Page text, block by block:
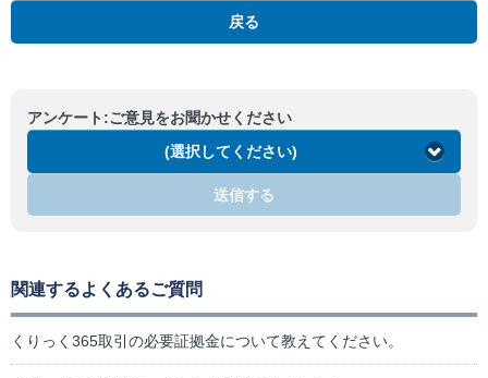
戻る
アンケート:ご意見をお聞かせください
(選択してください)
送信する
関連するよくあるご質問
くりっく365取引の必要証拠金について教えてください。